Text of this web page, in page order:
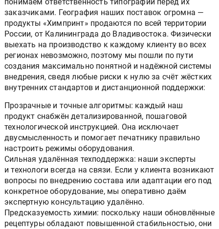
заказчиками. География наших поставок огромна —
продукты «Химпринт» продаются по всей территории
России, от Калининграда до Владивостока. Физически
выехать на производство к каждому клиенту во всех
регионах невозможно, поэтому мы пошли по пути
создания максимально понятной и надёжной системы
внедрения, сведя любые риски к нулю за счёт жёстких
внутренних стандартов и дистанционной поддержки:
Прозрачные и точные алгоритмы: каждый наш
продукт снабжён детализированной, пошаговой
технологической инструкцией. Она исключает
двусмысленность и помогает печатнику правильно
настроить режимы оборудования.
Сильная удалённая техподдержка: наши эксперты
и технологи всегда на связи. Если у клиента возникают
вопросы по внедрению состава или адаптации его под
конкретное оборудование, мы оперативно даём
экспертную консультацию удалённо.
Предсказуемость химии: поскольку наши обновлённые
рецептуры обладают повышенной стабильностью, они